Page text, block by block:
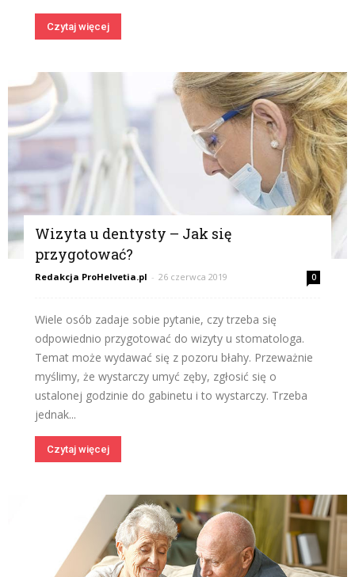
Czytaj więcej
Wizyta u dentysty – Jak się
przygotować?
Redakcja ProHelvetia.pl - 26 czerwca 2019 0
Wiele osób zadaje sobie pytanie, czy trzeba się
odpowiednio przygotować do wizyty u stomatologa.
Temat może wydawać się z pozoru błahy. Przeważnie
myślimy, że wystarczy umyć zęby, zgłosić się o
ustalonej godzinie do gabinetu i to wystarczy. Trzeba
jednak...
Czytaj więcej